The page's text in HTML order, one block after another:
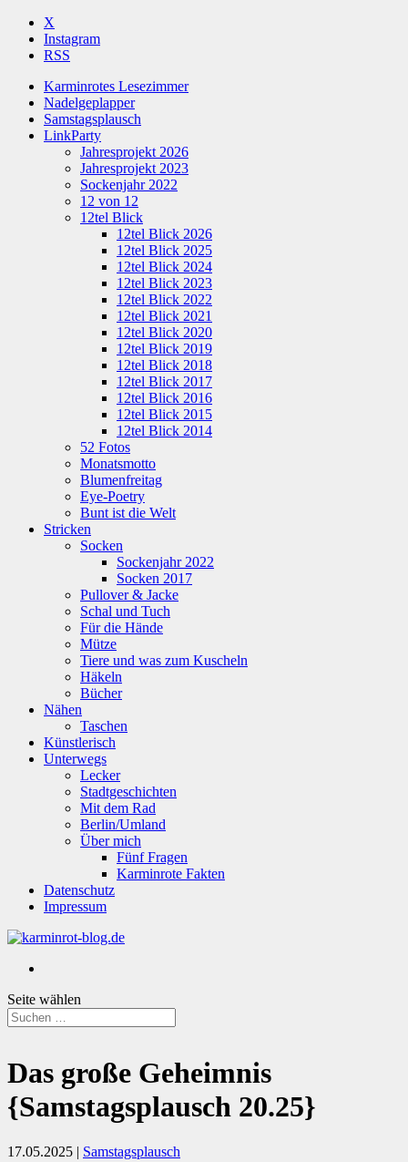
X
Instagram
RSS
Karminrotes Lesezimmer
Nadelgeplapper
Samstagsplausch
LinkParty
Jahresprojekt 2026
Jahresprojekt 2023
Sockenjahr 2022
12 von 12
12tel Blick
12tel Blick 2026
12tel Blick 2025
12tel Blick 2024
12tel Blick 2023
12tel Blick 2022
12tel Blick 2021
12tel Blick 2020
12tel Blick 2019
12tel Blick 2018
12tel Blick 2017
12tel Blick 2016
12tel Blick 2015
12tel Blick 2014
52 Fotos
Monatsmotto
Blumenfreitag
Eye-Poetry
Bunt ist die Welt
Stricken
Socken
Sockenjahr 2022
Socken 2017
Pullover & Jacke
Schal und Tuch
Für die Hände
Mütze
Tiere und was zum Kuscheln
Häkeln
Bücher
Nähen
Taschen
Künstlerisch
Unterwegs
Lecker
Stadtgeschichten
Mit dem Rad
Berlin/Umland
Über mich
Fünf Fragen
Karminrote Fakten
Datenschutz
Impressum
Seite wählen
Das große Geheimnis
{Samstagsplausch 20.25}
17.05.2025 | Samstagsplausch